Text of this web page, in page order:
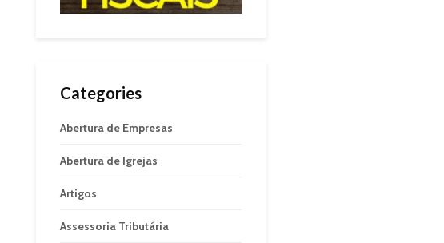
Categories
Abertura de Empresas
Abertura de Igrejas
Artigos
Assessoria Tributária